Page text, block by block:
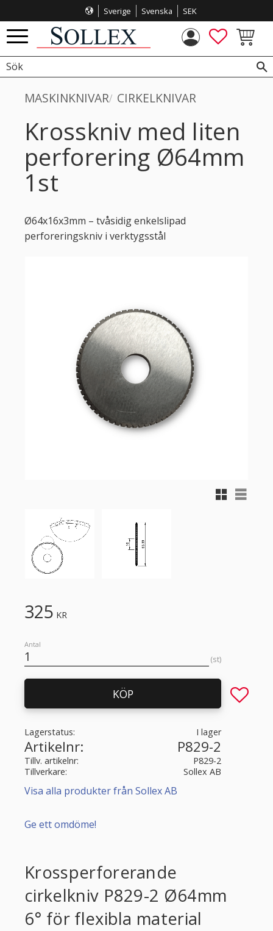
Meny
Sverige Svenska SEK
FAVORITER
MASKINKNIVAR CIRKELKNIVAR
Krosskniv med liten
perforering Ø64mm
1st
Ø64x16x3mm – tvåsidig enkelslipad
perforeringskniv i verktygsstål
Rutnätsvy
Listvy
325 KR
Antal
st
KÖP Lägg till
Lagerstatus I lager
Artikelnr P829-2
Tillv. artikelnr
P829-2
Tillverkare
Sollex AB
Visa alla produkter från Sollex AB
Ge ett omdöme!
Krossperforerande
cirkelkniv P829-2 Ø64mm
6° för flexibla material